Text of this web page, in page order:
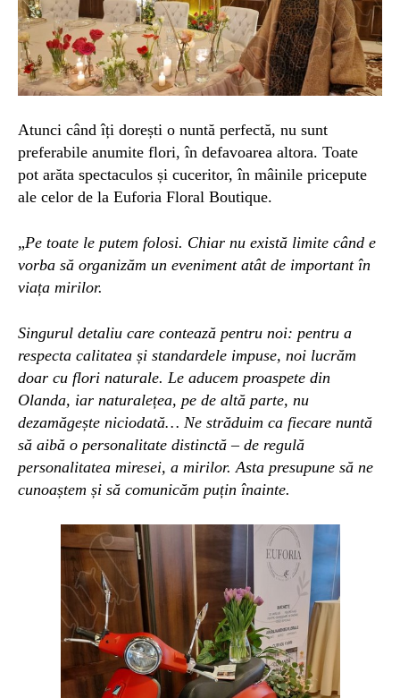
Atunci când îți dorești o nuntă perfectă, nu sunt
preferabile anumite flori, în defavoarea altora. Toate
pot arăta spectaculos și cuceritor, în mâinile pricepute
ale celor de la Euforia Floral Boutique.
„Pe toate le putem folosi. Chiar nu există limite când e
vorba să organizăm un eveniment atât de important în
viața mirilor.
Singurul detaliu care contează pentru noi: pentru a
respecta calitatea și standardele impuse, noi lucrăm
doar cu flori naturale. Le aducem proaspete din
Olanda, iar naturalețea, pe de altă parte, nu
dezamăgește niciodată… Ne străduim ca fiecare nuntă
să aibă o personalitate distinctă – de regulă
personalitatea miresei, a mirilor. Asta presupune să ne
cunoaștem și să comunicăm puțin înainte.